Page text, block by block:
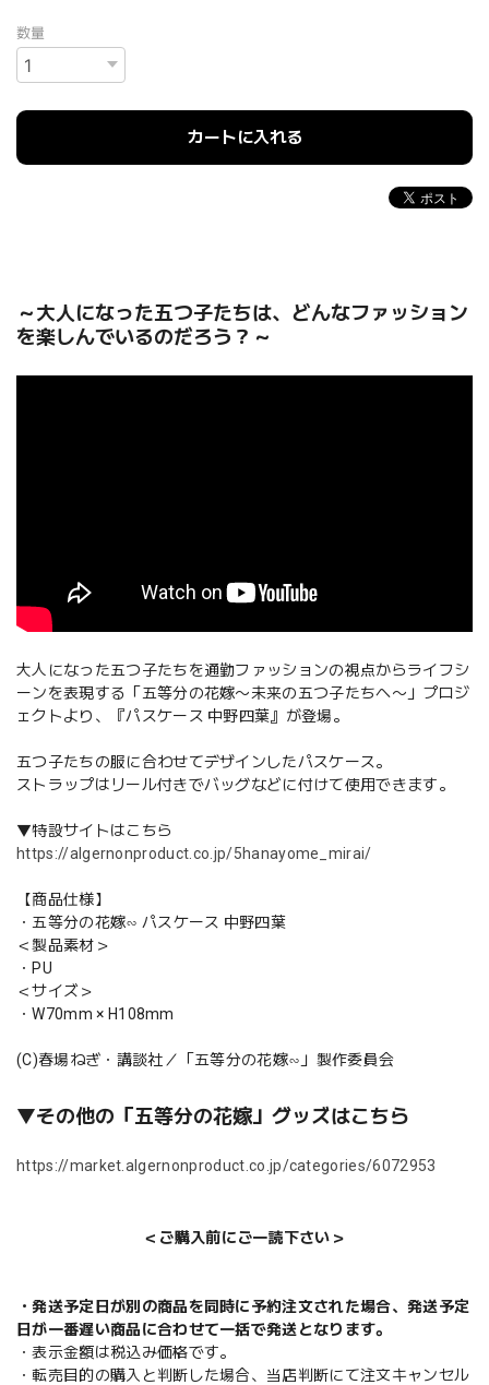
数量
カートに入れる
～大人になった五つ子たちは、どんなファッション
を楽しんでいるのだろう？～
大人になった五つ子たちを通勤ファッションの視点からライフシ
ーンを表現する「五等分の花嫁〜未来の五つ子たちへ〜」プロジ
ェクトより、『パスケース 中野四葉』が登場。
五つ子たちの服に合わせてデザインしたパスケース。
ストラップはリール付きでバッグなどに付けて使用できます。
▼特設サイトはこちら
https://algernonproduct.co.jp/5hanayome_mirai/
【商品仕様】
・五等分の花嫁∽ パスケース 中野四葉
＜製品素材＞
・PU
＜サイズ＞
・W70mm × H108mm
(C)春場ねぎ・講談社／「五等分の花嫁∽」製作委員会
▼その他の「五等分の花嫁」グッズはこちら
https://market.algernonproduct.co.jp/categories/6072953
＜ご購入前にご一読下さい＞
・発送予定日が別の商品を同時に予約注文された場合、発送予定
日が一番遅い商品に合わせて一括で発送となります。
・表示金額は税込み価格です。
・転売目的の購入と判断した場合、当店判断にて注文キャンセル